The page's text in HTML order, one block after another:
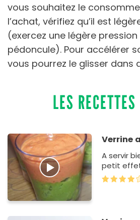
vous souhaitez le
l’achat, vérifiez qu’il est
(exercez une légère
pédoncule). Pour accélérer
vous pourrez le glisser dans
LES
Verrine
A servir
petit